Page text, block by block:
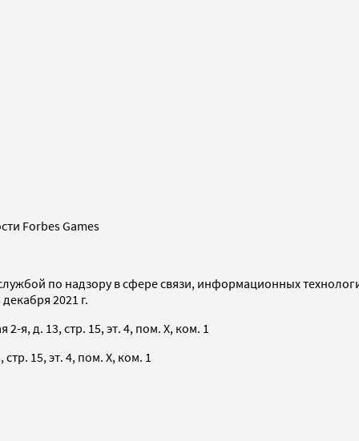
Forbes Games
по надзору в сфере связи, информационных
2021 г.
я, д. 13, стр. 15, эт. 4, пом. X, ком. 1
15, эт. 4, пом. X, ком. 1